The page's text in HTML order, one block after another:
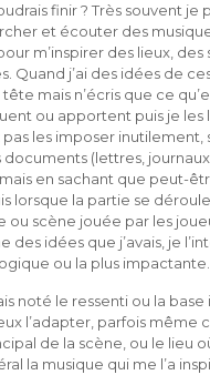
finir ? Très souvent je
et écouter des
m’inspirer des lieux, des
Quand j’ai des idées de
mais n’écris que ce
ou apportent puis je les
les imposer inutilement,
(lettres,
en sachant que peut-
lorsque la partie se
ou scène jouée par les
des idées que j’avais, je
ou la plus impactante.
noté le ressenti ou la
l’adapter, parfois même
de la scène, ou le lieu
la musique qui me l’a